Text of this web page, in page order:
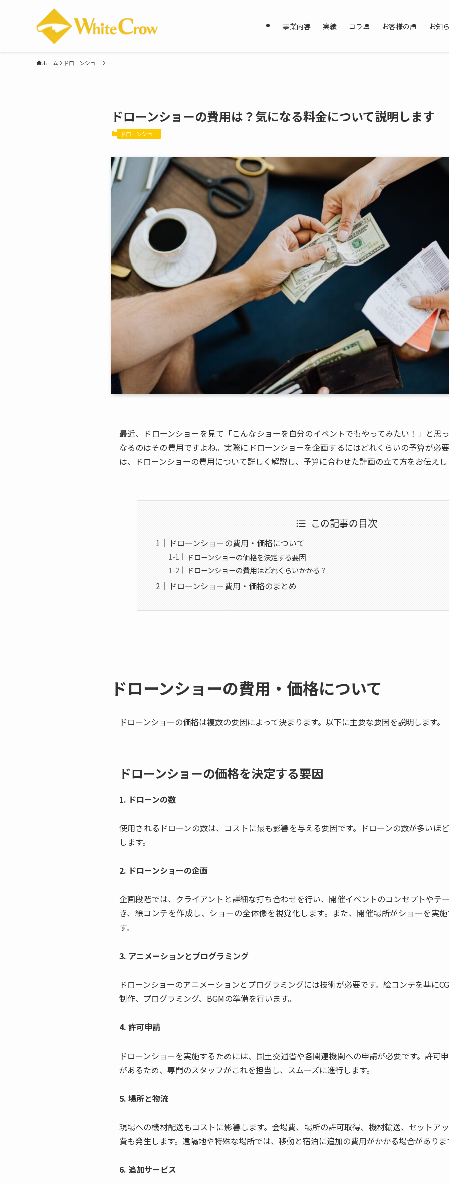
事業内容 実績 コラム お客様の声 お知
ホーム ドローンショー
ドローンショーの費用は？気になる料金について説明します
ドローンショー
最近、ドローンショーを見て「こんなショーを自分のイベントでもやってみたい！」と思
なるのはその費用ですよね。実際にドローンショーを企画するにはどれくらいの予算が必
は、ドローンショーの費用について詳しく解説し、予算に合わせた計画の立て方をお伝え
この記事の目次
ドローンショーの費用・価格について
ドローンショーの価格を決定する要因
ドローンショーの費用はどれくらいかかる？
ドローンショー費用・価格のまとめ
ドローンショーの費用・価格について
ドローンショーの価格は複数の要因によって決まります。以下に主要な要因を説明します。
ドローンショーの価格を決定する要因
1. ドローンの数
使用されるドローンの数は、コストに最も影響を与える要因です。ドローンの数が多いほ
します。
2. ドローンショーの企画
企画段階では、クライアントと詳細な打ち合わせを行い、開催イベントのコンセプトやテ
き、絵コンテを作成し、ショーの全体像を視覚化します。また、開催場所がショーを実
す。
3. アニメーションとプログラミング
ドローンショーのアニメーションとプログラミングには技術が必要です。絵コンテを基に
制作、プログラミング、BGMの準備を行います。
4. 許可申請
ドローンショーを実施するためには、国土交通省や各関連機関への申請が必要です。許可
があるため、専門のスタッフがこれを担当し、スムーズに進行します。
5. 場所と物流
現場への機材配送もコストに影響します。会場費、場所の許可取得、機材輸送、セットア
費も発生します。遠隔地や特殊な場所では、移動と宿泊に追加の費用がかかる場合がありま
6. 追加サービス